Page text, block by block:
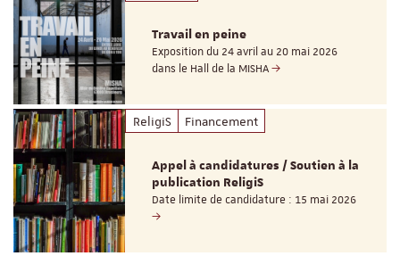
Travail en peine
Exposition du 24 avril au 20 mai 2026
dans le Hall de la MISHA
ReligiS Financement
Appel à candidatures / Soutien à la
publication ReligiS
Date limite de candidature : 15 mai 2026